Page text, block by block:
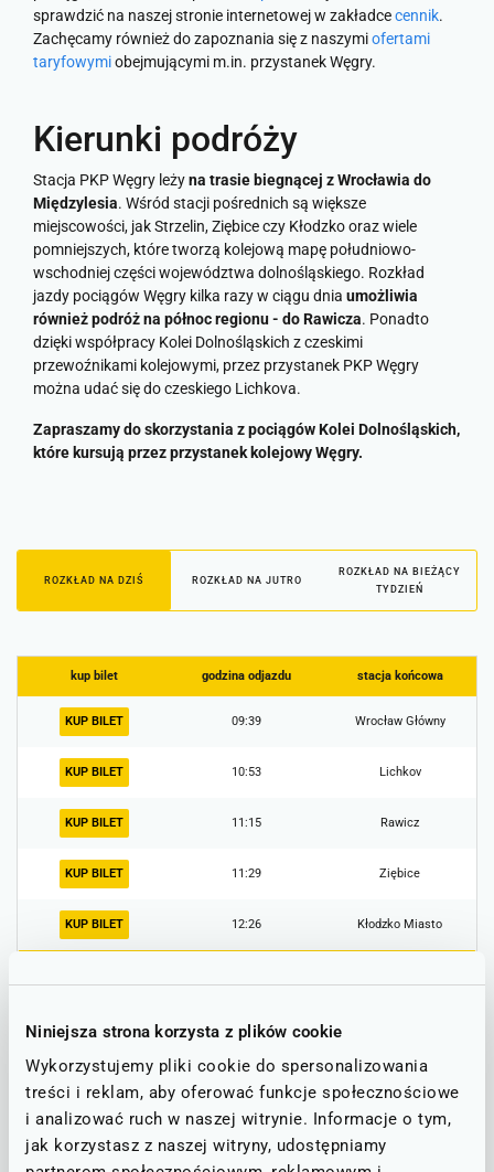
Niniejsza strona korzysta z plików cookie
Wykorzystujemy pliki cookie do spersonalizowania
treści i reklam, aby oferować funkcje społecznościowe
i analizować ruch w naszej witrynie. Informacje o tym,
jak korzystasz z naszej witryny, udostępniamy
sprawdzić na naszej stronie internetowej w zakładcecennik.
Zachęcamy również do zapoznania się z naszymiofertami
taryfowymiobejmującymi m.in. przystanek Węgry.
Kierunki podróży
Stacja PKP Węgry leżyna trasie biegnącej z Wrocławia do
Międzylesia. Wśród stacji pośrednich są większe
miejscowości, jak Strzelin, Ziębice czy Kłodzko oraz wiele
pomniejszych, które tworzą kolejową mapę południowo-
wschodniej części województwa dolnośląskiego. Rozkład
jazdy pociągów Węgry kilka razy w ciągu dnia umożliwia
również podróż na północ regionu - do Rawicza. Ponadto
dzięki współpracy Kolei Dolnośląskich z czeskimi
przewoźnikami kolejowymi, przez przystanek PKP Węgry
można udać się do czeskiego Lichkova.
Zapraszamy do skorzystania z pociągów Kolei Dolnośląskich,
które kursują przez przystanek kolejowy Węgry.
ROZKŁAD NA DZIŚ ROZKŁAD NA JUTRO
ROZKŁAD NA BIEŻĄCY
TYDZIEŃ
godzina odjazdu stacja końcowa
kup bilet
09:39 Wrocław Główny
KUP BILET
10:53 Lichkov
KUP BILET
11:15 Rawicz
KUP BILET
11:29 Ziębice
KUP BILET
12:26 Kłodzko Miasto
KUP BILET
Informacje o utrudnieniach
Poniżej publikujemy informacje o możliwych utrudnieniach na
trasie, która obejmuje stację PKP Węgry.